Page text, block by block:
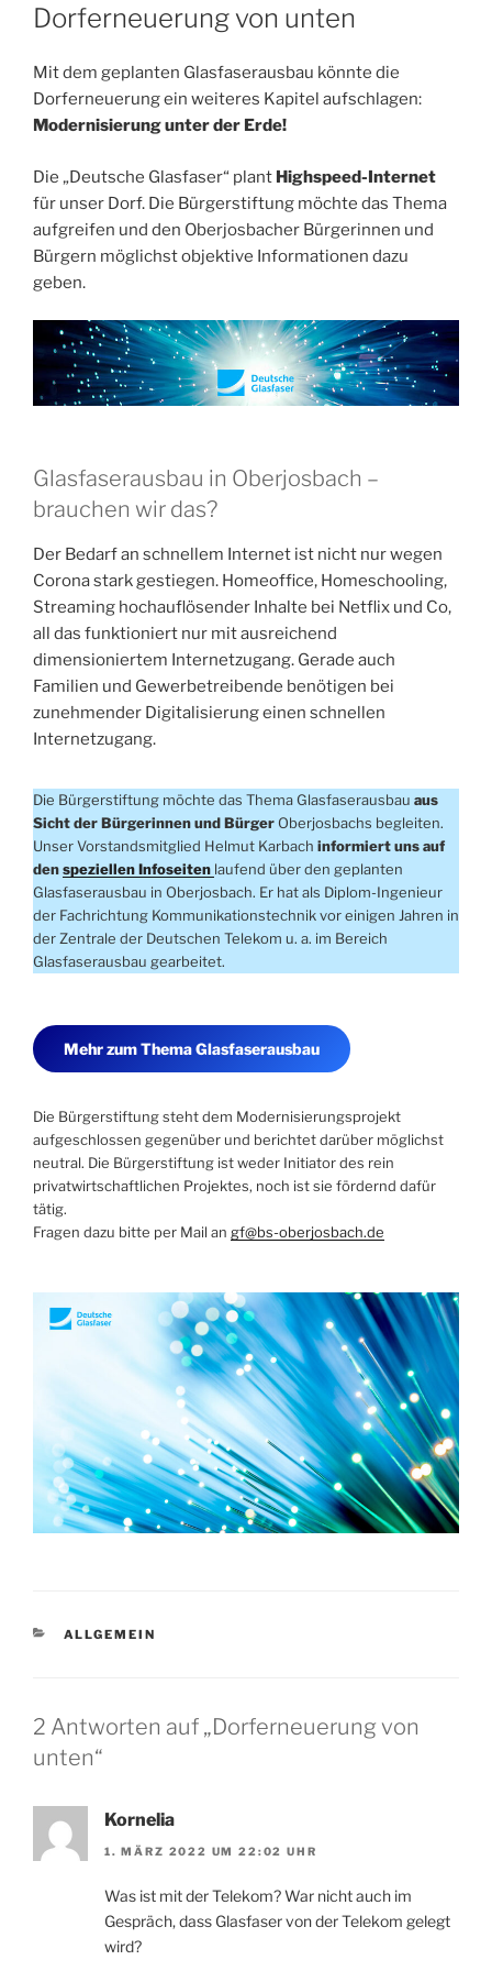
AM
Dorferneuerung von unten
Mit dem geplanten Glasfaserausbau könnte die
Dorferneuerung ein weiteres Kapitel aufschlagen:
Modernisierung unter der Erde!
Die „Deutsche Glasfaser“ plant Highspeed-Internet
für unser Dorf. Die Bürgerstiftung möchte das Thema
aufgreifen und den Oberjosbacher Bürgerinnen und
Bürgern möglichst objektive Informationen dazu
geben.
Glasfaserausbau in Oberjosbach –
brauchen wir das?
Der Bedarf an schnellem Internet ist nicht nur wegen
Corona stark gestiegen. Homeoffice, Homeschooling,
Streaming hochauflösender Inhalte bei Netflix und Co,
all das funktioniert nur mit ausreichend
dimensioniertem Internetzugang. Gerade auch
Familien und Gewerbetreibende benötigen bei
zunehmender Digitalisierung einen schnellen
Internetzugang.
Die Bürgerstiftung möchte das Thema Glasfaserausbau aus
Sicht der Bürgerinnen und BürgerOberjosbachs begleiten.
Unser Vorstandsmitglied Helmut Karbach informiert uns auf
denspeziellen Infoseiten laufend über den geplanten
Glasfaserausbau in Oberjosbach. Er hat als Diplom-Ingenieur
der Fachrichtung Kommunikationstechnik vor einigen Jahren in
der Zentrale der Deutschen Telekom u. a. im Bereich
Glasfaserausbau gearbeitet.
Mehr zum Thema Glasfaserausbau
Die Bürgerstiftung steht dem Modernisierungsprojekt
aufgeschlossen gegenüber und berichtet darüber möglichst
neutral. Die Bürgerstiftung ist weder Initiator des rein
privatwirtschaftlichen Projektes, noch ist sie fördernd dafür
tätig.
Fragen dazu bitte per Mail an gf@bs-oberjosbach.de
KATEGORIEN
ALLGEMEIN
2 Antworten auf „Dorferneuerung von
unten“
Kornelia
1. MÄRZ 2022 UM 22:02 UHR
Was ist mit der Telekom? War nicht auch im
Gespräch, dass Glasfaser von der Telekom gelegt
wird?